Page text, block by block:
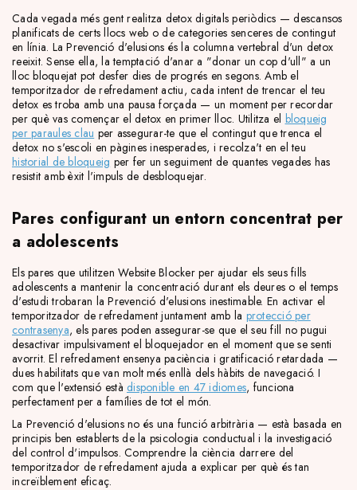
Cada vegada més gent realitza detox digitals periòdics — descansos
planificats de certs llocs web o de categories senceres de contingut
en línia. La Prevenció d'elusions és la columna vertebral d'un detox
reeixit. Sense ella, la temptació d'anar a "donar un cop d'ull" a un
lloc bloquejat pot desfer dies de progrés en segons. Amb el
temporitzador de refredament actiu, cada intent de trencar el teu
detox es troba amb una pausa forçada — un moment per recordar
per què vas començar el detox en primer lloc. Utilitza el bloqueig
per paraules clau per assegurar-te que el contingut que trenca el
detox no s'escoli en pàgines inesperades, i recolza't en el teu
historial de bloqueig per fer un seguiment de quantes vegades has
resistit amb èxit l'impuls de desbloquejar.
Pares configurant un entorn concentrat per
a adolescents
Els pares que utilitzen Website Blocker per ajudar els seus fills
adolescents a mantenir la concentració durant els deures o el temps
d'estudi trobaran la Prevenció d'elusions inestimable. En activar el
temporitzador de refredament juntament amb la protecció per
contrasenya, els pares poden assegurar-se que el seu fill no pugui
desactivar impulsivament el bloquejador en el moment que se senti
avorrit. El refredament ensenya paciència i gratificació retardada —
dues habilitats que van molt més enllà dels hàbits de navegació. I
com que l'extensió està disponible en 47 idiomes, funciona
perfectament per a famílies de tot el món.
La Prevenció d'elusions no és una funció arbitrària — està basada en
principis ben establerts de la psicologia conductual i la investigació
del control d'impulsos. Comprendre la ciència darrere del
temporitzador de refredament ajuda a explicar per què és tan
increïblement eficaç.